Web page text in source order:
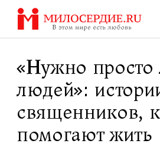
Перейти
содержанию
«Нужно просто
людей»:
священников,
помогают жить